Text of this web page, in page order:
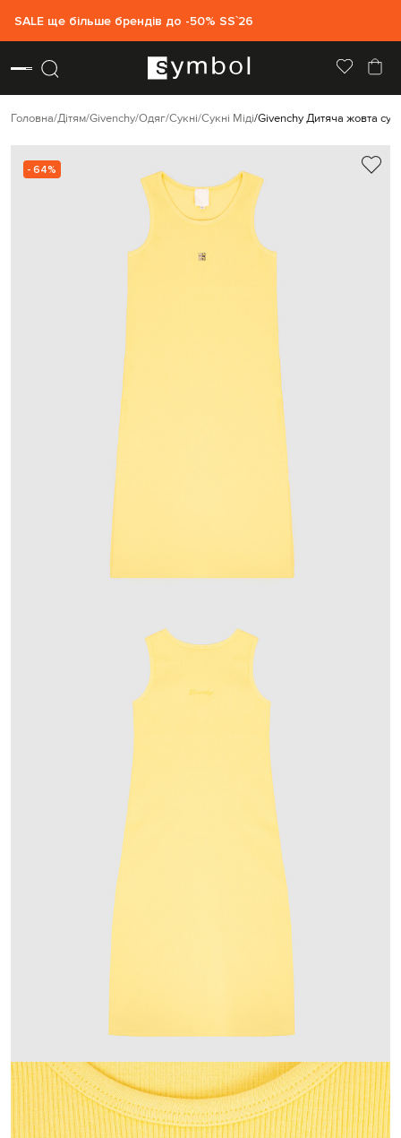
SALE ще більше брендів до -50% SS`26
Головна Дітям Givenchy Одяг Сукні Сукні Міді Givenchy Дитяча жовта
- 64%